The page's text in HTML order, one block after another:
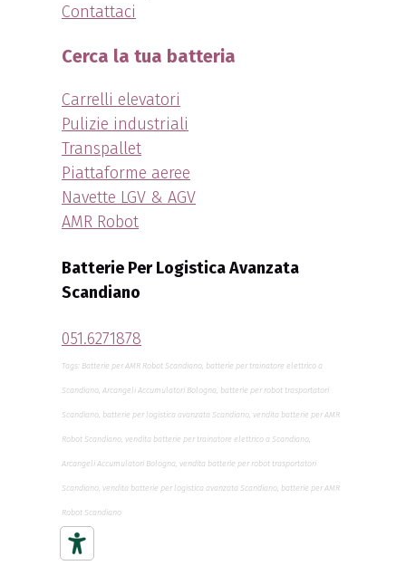
Contattaci
Cerca la tua batteria
Carrelli elevatori
Pulizie industriali
Transpallet
Piattaforme aeree
Navette LGV & AGV
AMR Robot
Batterie Per Logistica Avanzata
Scandiano
051.6271878
Tags: Batterie per AMR Robot Scandiano, batterie per trainatore elettrico a
Scandiano, Arcangeli Accumulatori Bologna, batterie per robot trasportatori
Scandiano, batterie per logistica avanzata Scandiano, vendita batterie per AMR
Robot Scandiano, vendita batterie per trainatore elettrico a Scandiano,
Arcangeli Accumulatori Bologna, vendita batterie per robot trasportatori
Scandiano, vendita batterie per logistica avanzata Scandiano, batterie per AMR
Robot Scandiano